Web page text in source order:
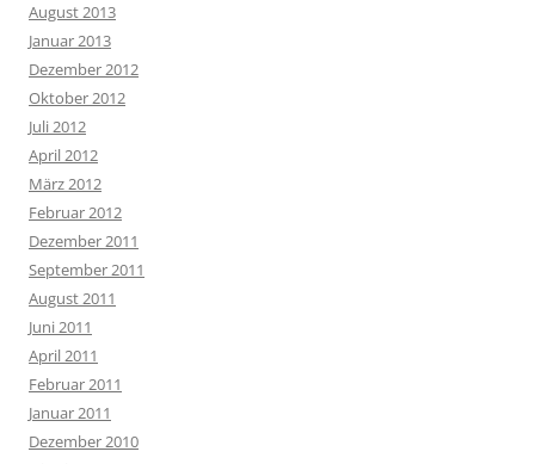
August 2013
Januar 2013
Dezember 2012
Oktober 2012
Juli 2012
April 2012
März 2012
Februar 2012
Dezember 2011
September 2011
August 2011
Juni 2011
April 2011
Februar 2011
Januar 2011
Dezember 2010